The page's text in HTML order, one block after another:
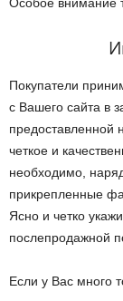
Покупатели
с Вашего сайта в
предоставленной
четкое и
необходимо,
прикрепленные
Ясно и четко
послепродажной
Если у Вас много